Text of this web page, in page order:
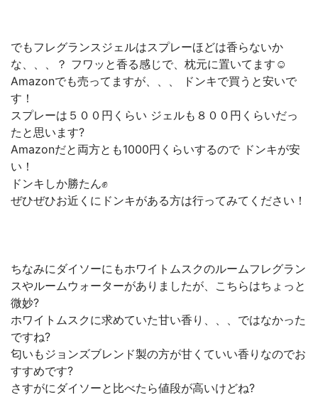
でもフレグランスジェルはスプレーほどは香らないか
な、、、？ フワッと香る感じで、枕元に置いてます☺️
Amazonでも売ってますが、、、 ドンキで買うと安いで
す！
スプレーは５００円くらい ジェルも８００円くらいだっ
たと思います?
Amazonだと両方とも1000円くらいするので ドンキが安
い！
ドンキしか勝たん✊
ぜひぜひお近くにドンキがある方は行ってみてください！
ちなみにダイソーにもホワイトムスクのルームフレグラン
スやルームウォーターがありましたが、こちらはちょっと
微妙?
ホワイトムスクに求めていた甘い香り、、、ではなかった
ですね?
匂いもジョンズブレンド製の方が甘くていい香りなのでお
すすめです?
さすがにダイソーと比べたら値段が高いけどね?